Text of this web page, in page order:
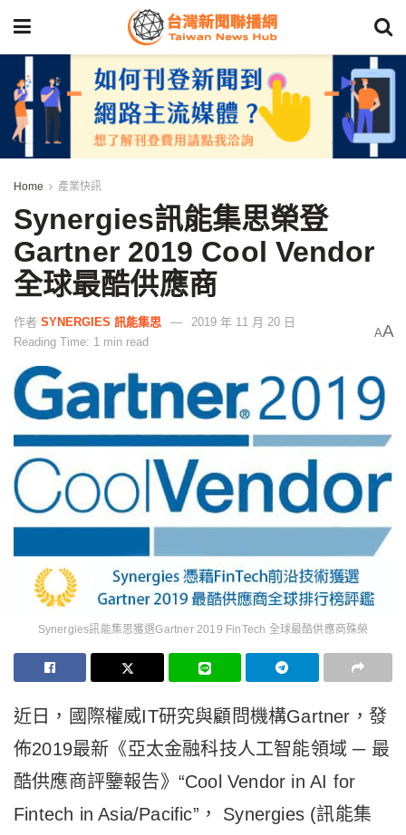
Home 產業快訊
Synergies訊能集思榮登
Gartner 2019 Cool Vendor
全球最酷供應商
作者 SYNERGIES 訊能集思
2019 年 11 月 20 日
Reading Time: 1 min read
AA
Synergies訊能集思獲選Gartner 2019 FinTech 全球最酷供應商殊榮
近日，國際權威IT研究與顧問機構Gartner，發
佈2019最新《亞太金融科技人工智能領域 ─ 最
酷供應商評鑒報告》“Cool Vendor in AI for
Fintech in Asia/Pacific”， Synergies (訊能集